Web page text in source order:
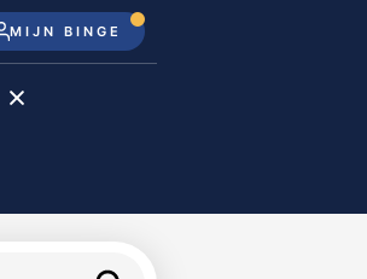
MIJN BINGE